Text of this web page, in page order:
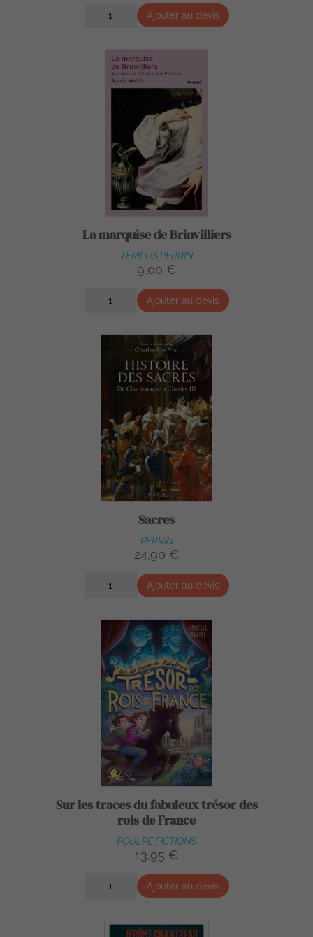
Ajouter au devis
La marquise de Brinvilliers
TEMPUS PERRIN
9,00 €
Ajouter au devis
Sacres
PERRIN
24,90 €
Ajouter au devis
Sur les traces du fabuleux trésor des
rois de France
POULPE FICTIONS
13,95 €
Ajouter au devis